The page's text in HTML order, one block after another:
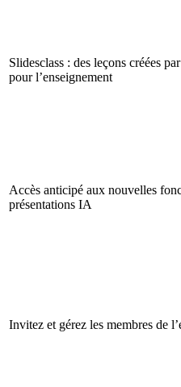
Slidesclass : des leçons créées
pour l’enseignement
Accès anticipé aux nouvelles
présentations IA
Invitez et gérez les membres de